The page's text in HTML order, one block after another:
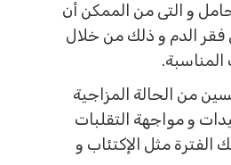
و التى من الممكن أن
الدم و ذلك من خلال
المناسبة.
من الحالة المزاجية
و مواجهة التقلبات
الفترة مثل الإكتئاب و